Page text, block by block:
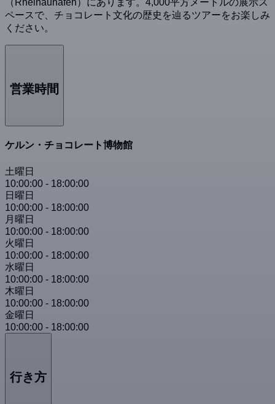
ペースで、チョコレート文化の歴史を辿るツアーをお楽しみ
ください。
営業時間
ケルン・チョコレート博物館
土曜日
10:00:00 - 18:00:00
日曜日
10:00:00 - 18:00:00
月曜日
10:00:00 - 18:00:00
火曜日
10:00:00 - 18:00:00
水曜日
10:00:00 - 18:00:00
木曜日
10:00:00 - 18:00:00
金曜日
10:00:00 - 18:00:00
行き方